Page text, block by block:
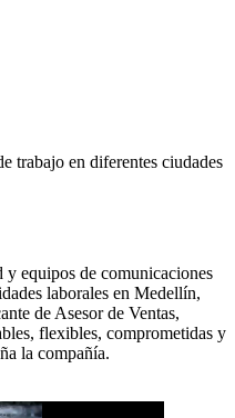
trabajo en diferentes ciudades
y equipos de comunicaciones
laborales en Medellín,
de Asesor de Ventas,
flexibles, comprometidas y
la compañía.